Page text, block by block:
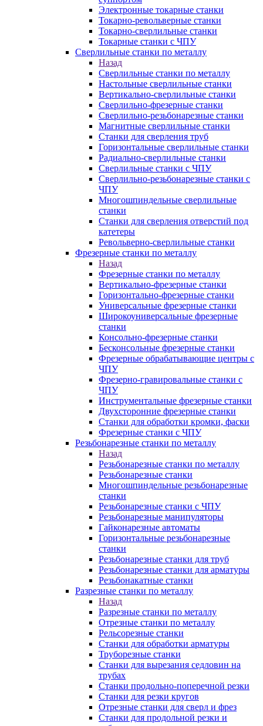
Электронные токарные станки
Токарно-револьверные станки
Токарно-сверлильные станки
Токарные станки с ЧПУ
Сверлильные станки по металлу
Назад
Сверлильные станки по металлу
Настольные сверлильные станки
Вертикально-сверлильные станки
Сверлильно-фрезерные станки
Сверлильно-резьбонарезные станки
Магнитные сверлильные станки
Станки для сверления труб
Горизонтальные сверлильные станки
Радиально-сверлильные станки
Сверлильные станки с ЧПУ
Сверлильно-резьбонарезные станки с
ЧПУ
Многошпиндельные сверлильные
станки
Станки для сверления отверстий под
катетеры
Револьверно-сверлильные станки
Фрезерные станки по металлу
Назад
Фрезерные станки по металлу
Вертикально-фрезерные станки
Горизонтально-фрезерные станки
Универсальные фрезерные станки
Широкоуниверсальные фрезерные
станки
Консольно-фрезерные станки
Бесконсольные фрезерные станки
Фрезерные обрабатывающие центры с
ЧПУ
Фрезерно-гравировальные станки с
ЧПУ
Инструментальные фрезерные станки
Двухсторонние фрезерные станки
Станки для обработки кромки, фаски
Фрезерные станки с ЧПУ
Резьбонарезные станки по металлу
Назад
Резьбонарезные станки по металлу
Резьбонарезные станки
Многошпиндельные резьбонарезные
станки
Резьбонарезные станки с ЧПУ
Резьбонарезные манипуляторы
Гайконарезные автоматы
Горизонтальные резьбонарезные
станки
Резьбонарезные станки для труб
Резьбонарезные станки для арматуры
Резьбонакатные станки
Разрезные станки по металлу
Назад
Разрезные станки по металлу
Отрезные станки по металлу
Рельсорезные станки
Станки для обработки арматуры
Труборезные станки
Станки для вырезания седловин на
трубаx
Станки продольно-поперечной резки
Станки для резки кругов
Отрезные станки для сверл и фрез
Станки для продольной резки и